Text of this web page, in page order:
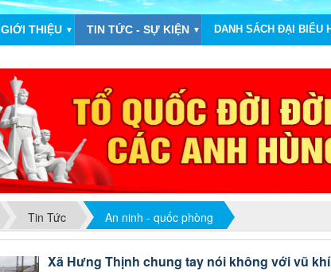
GIỚI THIỆU ▼ TIN TỨC - SỰ KIỆN ▼ DANH SÁCH ĐẠI BIỂU
Tin Tức An ninh - quốc phòng
Xã Hưng Thịnh chung tay nói không với vũ